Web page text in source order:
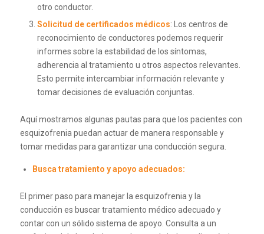
otro conductor.
Solicitud de certificados médicos: Los centros de
reconocimiento de conductores podemos requerir
informes sobre la estabilidad de los síntomas,
adherencia al tratamiento u otros aspectos relevantes.
Esto permite intercambiar información relevante y
tomar decisiones de evaluación conjuntas.
Aquí mostramos algunas pautas para que los pacientes con
esquizofrenia puedan actuar de manera responsable y
tomar medidas para garantizar una conducción segura.
Busca tratamiento y apoyo adecuados:
El primer paso para manejar la esquizofrenia y la
conducción es buscar tratamiento médico adecuado y
contar con un sólido sistema de apoyo. Consulta a un